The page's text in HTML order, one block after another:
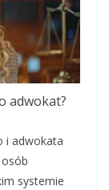
adwokat?
i adwokata
systemie